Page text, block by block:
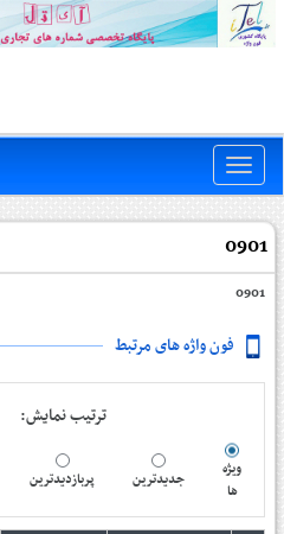
Toggle
0901
0901
فون واژه های مرتبط
ترتیب نمایش:
ویژه
ها
جدیدترین پربازدیدترین